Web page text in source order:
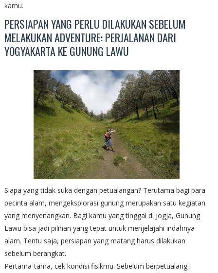
kamu.
PERSIAPAN YANG PERLU DILAKUKAN SEBELUM
MELAKUKAN ADVENTURE: PERJALANAN DARI
YOGYAKARTA KE GUNUNG LAWU
Siapa yang tidak suka dengan petualangan? Terutama bagi para
pecinta alam, mengeksplorasi gunung merupakan satu kegiatan
yang menyenangkan. Bagi kamu yang tinggal di Jogja, Gunung
Lawu bisa jadi pilihan yang tepat untuk menjelajahi indahnya
alam. Tentu saja, persiapan yang matang harus dilakukan
sebelum berangkat.
Pertama-tama, cek kondisi fisikmu. Sebelum berpetualang,